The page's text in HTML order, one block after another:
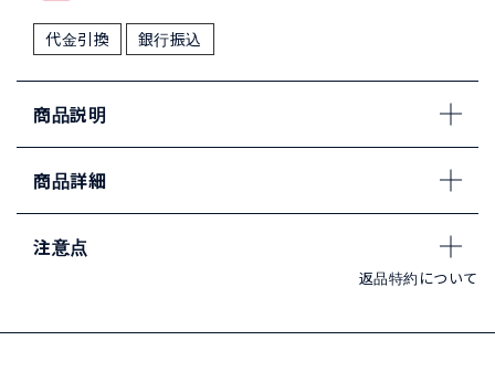
代金引換 銀行振込
商品説明
商品詳細
注意点
返品特約について